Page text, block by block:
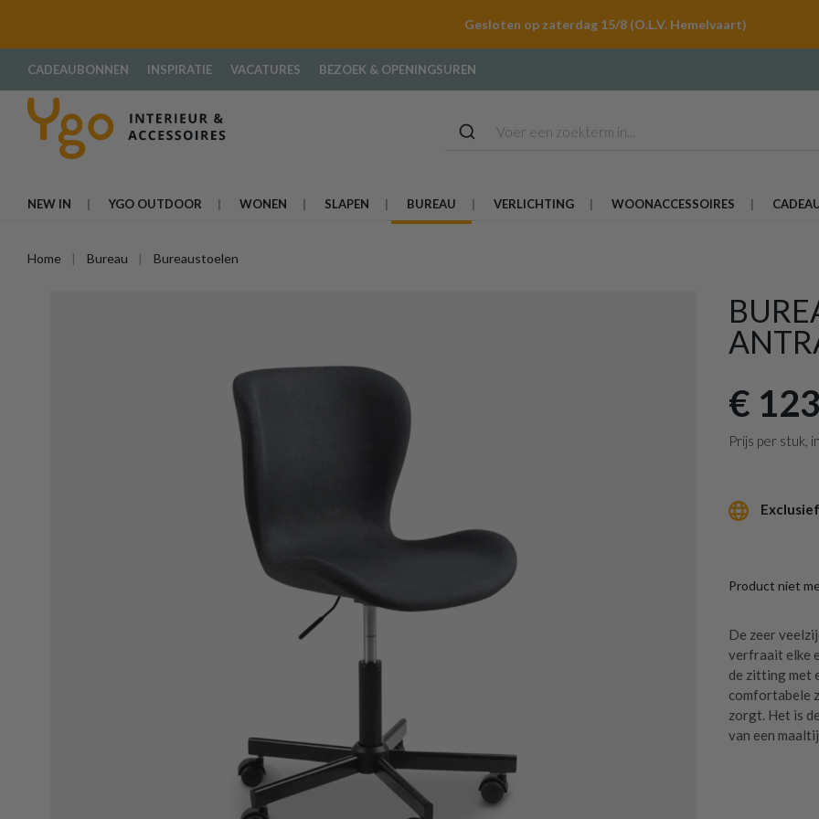
Gesloten op zaterdag 15/8 (O.L.V. Hemelvaart)
CADEAUBONNEN INSPIRATIE VACATURES BEZOEK & OPENINGSUREN
NEW IN YGO OUTDOOR WONEN SLAPEN BUREAU VERLICHTING WOONACCESSOIRES
Home Bureau Bureaustoelen
€
Prijs per stuk,
Product niet
De zeer
verfraait elke
de zitting met
comfortabele
zorgt. Het is
van een